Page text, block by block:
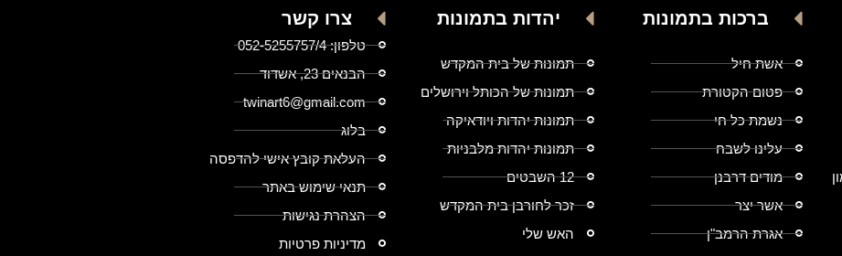
ברכות בתמונות
אשת חיל
פטום הקטורת
נשמת כל חי
עלינו לשבח
מודים דרבנן
אשר יצר
אגרת הרמב"ן
יהדות בתמונות
תמונות של בית המקדש
תמונות של הכותל וירושלים
תמונות יהדות ויודאיקה
תמונות יהדות מלבניות
12 השבטים
זכר לחורבן בית המקדש
האש שלי
צרו קשר
טלפון: 052-5255757/4
הבנאים 23, אשדוד
twinart6@gmail.com
בלוג
העלאת קובץ אישי להדפסה
תנאי שימוש באתר
הצהרת נגישות
מדיניות פרטיות